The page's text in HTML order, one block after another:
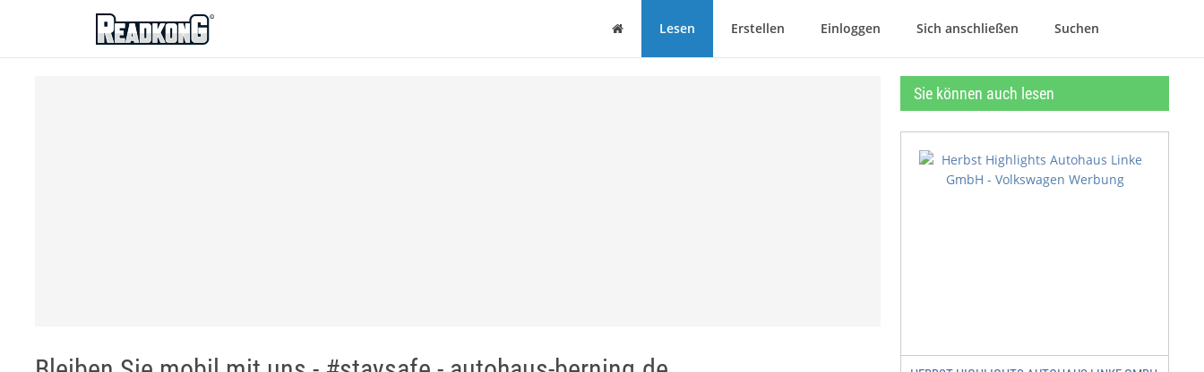
ReadkonG
Haus Lesen Erstellen Einloggen Sich anschließen Suchen
Sie können auch lesen